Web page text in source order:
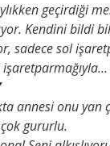
geçirdiği
Kendini bildi
sadece sol
annesi onu
gururlu.